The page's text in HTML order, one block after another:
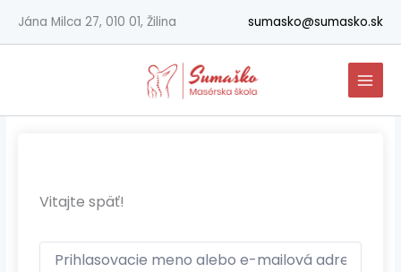
Jána Milca 27, 010 01, Žilina sumasko@sumasko.sk
Vitajte späť!